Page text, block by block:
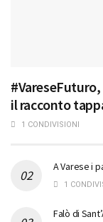
il racconto
1 CONDIVISIONI
A Varese i
1
Falò di